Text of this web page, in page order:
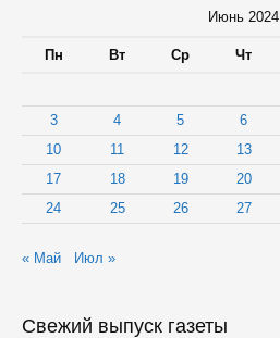
Июнь 2024
Пн Вт Ср Чт
3
4 5 6
10
11 12 13
17
18 19 20
24
25 26 27
« Май Июл »
Свежий выпуск газеты